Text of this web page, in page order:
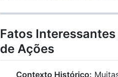
Fatos
de Ações
Contexto Histórico: